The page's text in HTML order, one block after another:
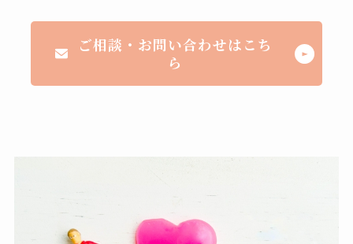
ご相談・お問い合わせはこち
ら